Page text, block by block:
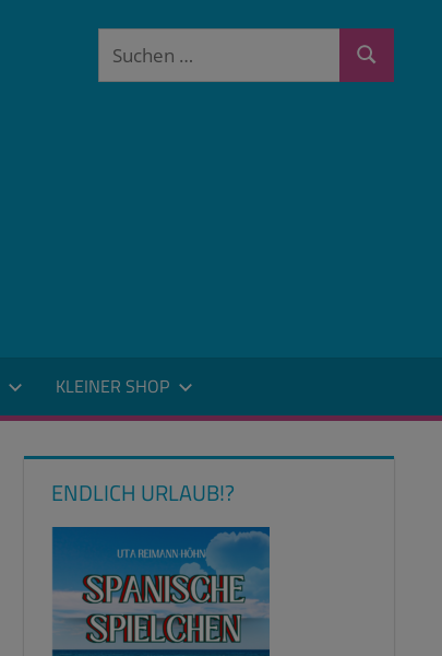
Suchen
Suchen
KLEINER SHOP
ENDLICH URLAUB!?